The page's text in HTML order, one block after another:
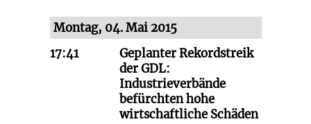
Montag, 04. Mai 2015
17:41
Geplanter Rekordstreik
der GDL:
Industrieverbände
befürchten hohe
wirtschaftliche Schäden